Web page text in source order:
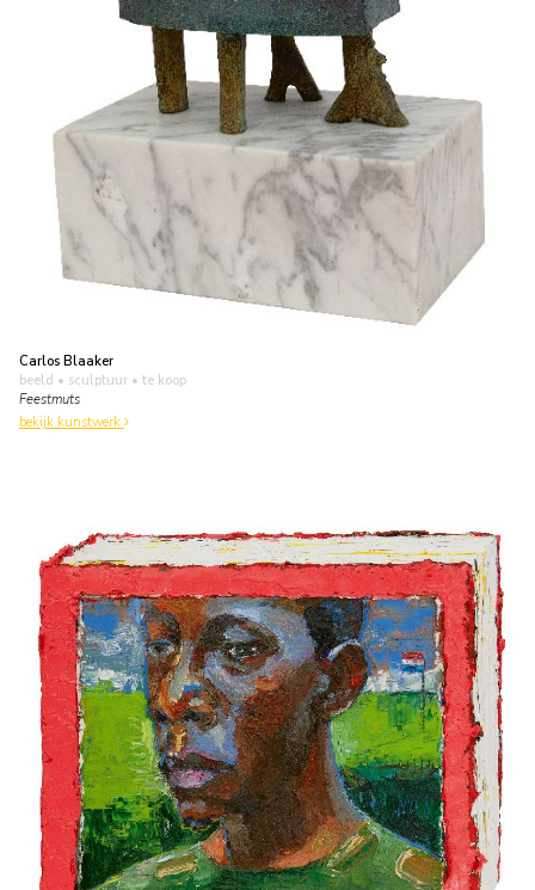
Carlos Blaaker
beeld • sculptuur • te koop
Feestmuts
bekijk kunstwerk